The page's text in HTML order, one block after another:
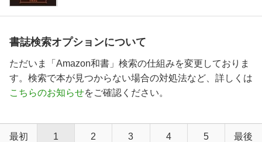
書誌検索オプションについて
ただいま「Amazon和書」検索の仕組みを変更しておりま
す。検索で本が見つからない場合の対処法など、詳しくは
こちらのお知らせをご確認ください。
最初 1 2 3 4 5 最後